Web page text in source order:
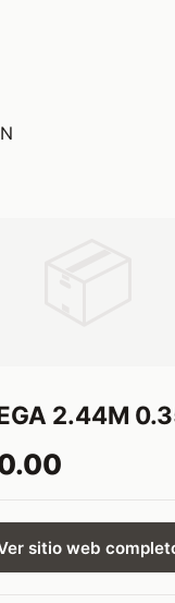
2.44M
sitio web